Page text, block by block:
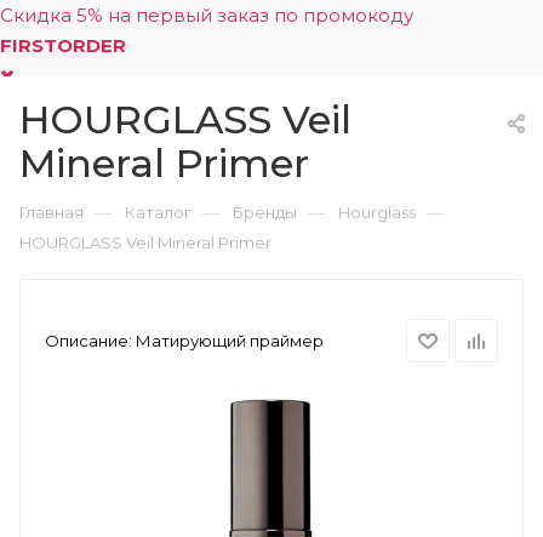
Скидка 5% на первый заказ по промокоду
FIRSTORDER
0
HOURGLASS Veil
Mineral Primer
Главная — Каталог — Бренды — Hourglass —
HOURGLASS Veil Mineral Primer
Описание: Матирующий праймер